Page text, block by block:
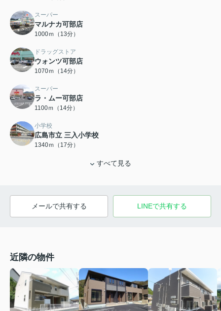
スーパー
マルナカ可部店
1000ｍ（13分）
ドラッグストア
ウォンツ可部店
1070ｍ（14分）
スーパー
ラ・ムー可部店
1100ｍ（14分）
小学校
広島市立 三入小学校
1340ｍ（17分）
すべて見る
メールで共有する LINEで共有する
近隣の物件